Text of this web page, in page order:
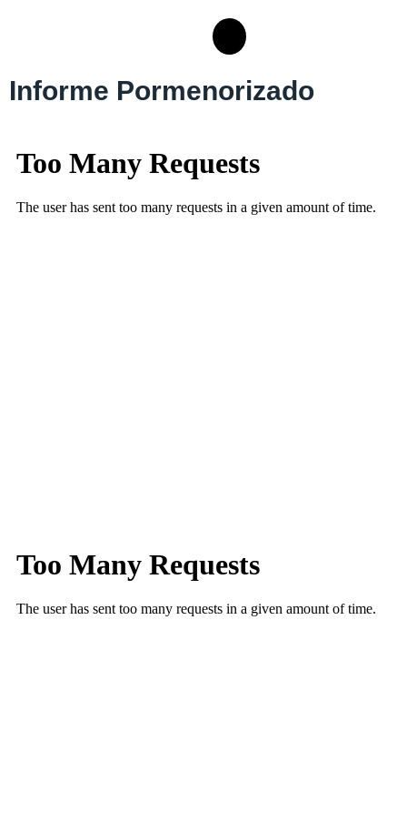
Informe Pormenorizado